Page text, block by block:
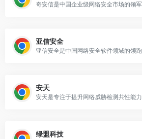
亚信安全
安天
绿盟科技